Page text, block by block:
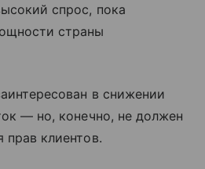
спрос, пока
страны
в снижении
— но, конечно, не должен
прав клиентов.